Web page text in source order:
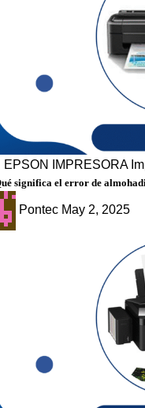
EPSON IMPRESORA
significa el error de
Pontec May 2, 2025